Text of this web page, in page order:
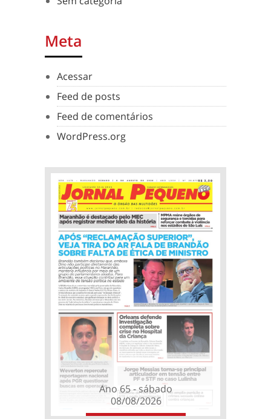
Meta
Acessar
Feed de posts
Feed de comentários
WordPress.org
Ano 65 - sábado
08/08/2026